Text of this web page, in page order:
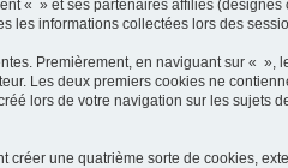
« » et ses partenaires affiliés
les informations collectées lors des
Premièrement, en naviguant sur «
Les deux premiers cookies ne
lors de votre navigation sur les sujets
une quatrième sorte de cookies,